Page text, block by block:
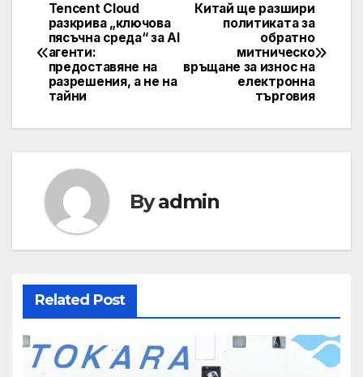
Post
navigation
Китай ще разшири
политиката за
обратно
митническо
връщане за износ на
електронна
търговия
Tencent Cloud
разкрива „ключова
пясъчна среда“ за AI
агенти:
предоставяне на
разрешения, а не на
тайни
Byadmin
Related Post